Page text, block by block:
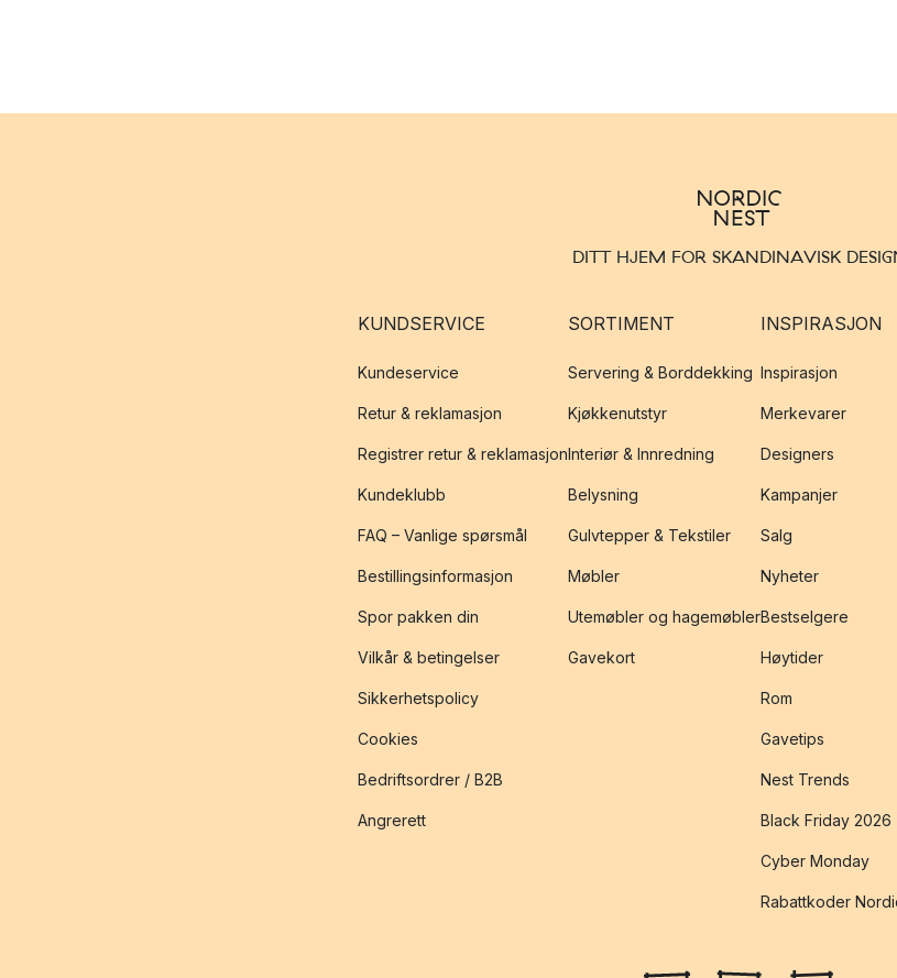
DITT HJEM FOR SKANDINAVISK
KUNDSERVICE
Kundeservice
Retur & reklamasjon
Registrer retur & reklamasjon
Kundeklubb
FAQ – Vanlige spørsmål
Bestillingsinformasjon
Spor pakken din
Vilkår & betingelser
Sikkerhetspolicy
Cookies
Bedriftsordrer / B2B
Angrerett
SORTIMENT
Servering & Borddekking
Kjøkkenutstyr
Interiør & Innredning
Belysning
Gulvtepper & Tekstiler
Møbler
Utemøbler og hagemøbler
Gavekort
INSPIRASJON
Inspirasjon
Merkevarer
Designers
Kampanjer
Salg
Nyheter
Bestselgere
Høytider
Rom
Gavetips
Nest Trends
Black Friday 2026
Cyber Monday
Rabattkoder